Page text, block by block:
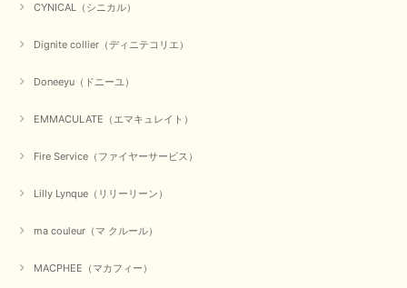
CYNICAL（シニカル）
Dignite collier（ディニテコリエ）
Doneeyu（ドニーユ）
EMMACULATE（エマキュレイト）
Fire Service（ファイヤーサービス）
Lilly Lynque（リリーリーン）
ma couleur（マ クルール）
MACPHEE（マカフィー）